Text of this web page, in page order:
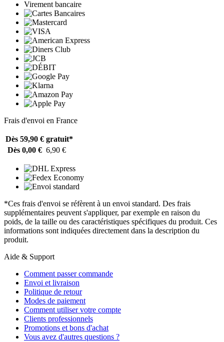
Virement bancaire
Frais d'envoi en France
Dès 59,90 € gratuit*
Dès 0,00 € 6,90 €
*Ces frais d'envoi se réfèrent à un envoi standard. Des frais
supplémentaires peuvent s'appliquer, par exemple en raison du
poids, de la taille ou des caractéristiques spécifiques du produit. Ces
informations sont indiquées directement dans la description du
produit.
Aide & Support
Comment passer commande
Envoi et livraison
Politique de retour
Modes de paiement
Comment utiliser votre compte
Clients professionnels
Promotions et bons d'achat
Vous avez d'autres questions ?